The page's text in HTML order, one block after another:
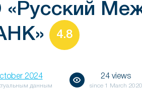
4.8
2024
данным
24 views
since 1 March 2020